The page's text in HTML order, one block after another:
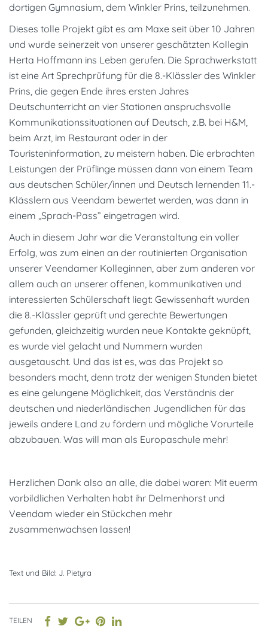
dortigen Gymnasium, dem Winkler Prins, teilzunehmen.
Dieses tolle Projekt gibt es am Maxe seit über 10 Jahren
und wurde seinerzeit von unserer geschätzten Kollegin
Herta Hoffmann ins Leben gerufen. Die Sprachwerkstatt
ist eine Art Sprechprüfung für die 8.-Klässler des Winkler
Prins, die gegen Ende ihres ersten Jahres
Deutschunterricht an vier Stationen anspruchsvolle
Kommunikationssituationen auf Deutsch, z.B. bei H&M,
beim Arzt, im Restaurant oder in der
Touristeninformation, zu meistern haben. Die erbrachten
Leistungen der Prüflinge müssen dann von einem Team
aus deutschen Schüler/innen und Deutsch lernenden 11.-
Klässlern aus Veendam bewertet werden, was dann in
einem „Sprach-Pass” eingetragen wird.
Auch in diesem Jahr war die Veranstaltung ein voller
Erfolg, was zum einen an der routinierten Organisation
unserer Veendamer Kolleginnen, aber zum anderen vor
allem auch an unserer offenen, kommunikativen und
interessierten Schülerschaft liegt: Gewissenhaft wurden
die 8.-Klässler geprüft und gerechte Bewertungen
gefunden, gleichzeitig wurden neue Kontakte geknüpft,
es wurde viel gelacht und Nummern wurden
ausgetauscht. Und das ist es, was das Projekt so
besonders macht, denn trotz der wenigen Stunden bietet
es eine gelungene Möglichkeit, das Verständnis der
deutschen und niederländischen Jugendlichen für das
jeweils andere Land zu fördern und mögliche Vorurteile
abzubauen. Was will man als Europaschule mehr!
Herzlichen Dank also an alle, die dabei waren: Mit euerm
vorbildlichen Verhalten habt ihr Delmenhorst und
Veendam wieder ein Stückchen mehr
zusammenwachsen lassen!
Text und Bild: J. Pietyra
TEILEN